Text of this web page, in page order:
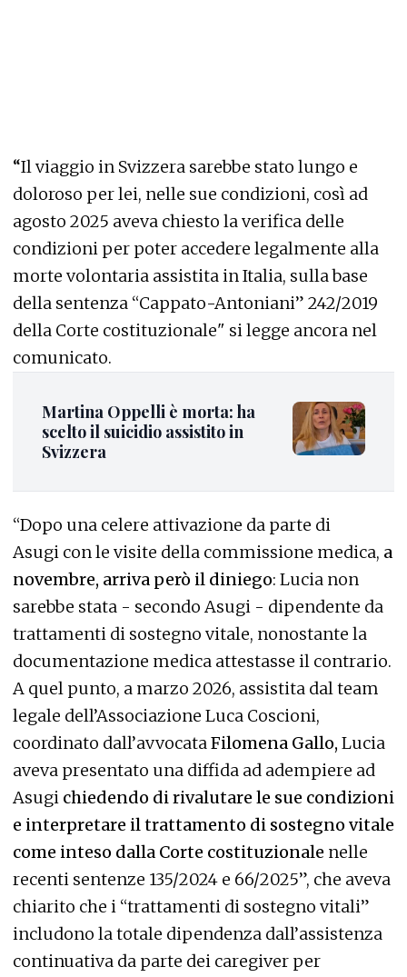
“Il viaggio in Svizzera sarebbe stato lungo e
doloroso per lei, nelle sue condizioni, così ad
agosto 2025 aveva chiesto la verifica delle
condizioni per poter accedere legalmente alla
morte volontaria assistita in Italia, sulla base
della sentenza “Cappato-Antoniani” 242/2019
della Corte costituzionale" si legge ancora nel
comunicato.
Martina Oppelli è morta: ha
scelto il suicidio assistito in
Svizzera
“Dopo una celere attivazione da parte di
Asugi con le visite della commissione medica, a
novembre, arriva però il diniego: Lucia non
sarebbe stata - secondo Asugi - dipendente da
trattamenti di sostegno vitale, nonostante la
documentazione medica attestasse il contrario.
A quel punto, a marzo 2026, assistita dal team
legale dell’Associazione Luca Coscioni,
coordinato dall’avvocataFilomena Gallo, Lucia
aveva presentato una diffida ad adempiere ad
Asugi chiedendo di rivalutare le sue condizioni
e interpretare il trattamento di sostegno vitale
come inteso dalla Corte costituzionale nelle
recenti sentenze 135/2024 e 66/2025”, che aveva
chiarito che i “trattamenti di sostegno vitali”
includono la totale dipendenza dall’assistenza
continuativa da parte dei caregiver per